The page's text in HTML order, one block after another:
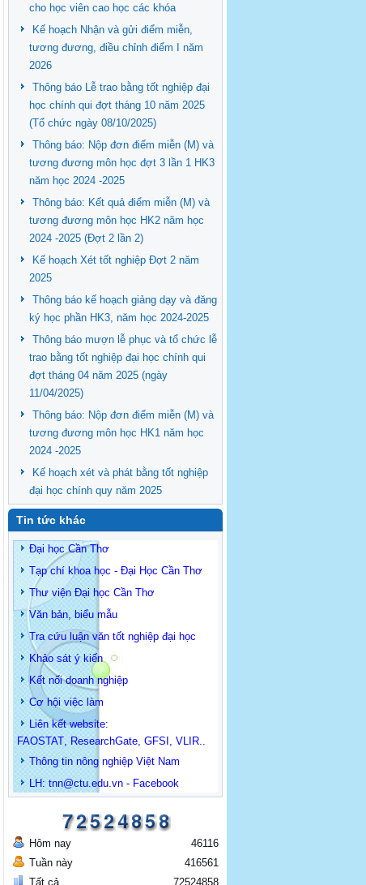
cho học viên cao học các khóa
Kế hoạch Nhận và gửi điểm miễn,
tương đương, điều chỉnh điểm I năm
2026
Thông báo Lễ trao bằng tốt nghiệp đại
học chính qui đợt tháng 10 năm 2025
(Tổ chức ngày 08/10/2025)
Thông báo: Nộp đơn điểm miễn (M) và
tương đương môn học đợt 3 lần 1 HK3
năm học 2024 -2025
Thông báo: Kết quả điểm miễn (M) và
tương đương môn học HK2 năm học
2024 -2025 (Đợt 2 lần 2)
Kế hoạch Xét tốt nghiệp Đợt 2 năm
2025
Thông báo kế hoạch giảng dạy và đăng
ký học phần HK3, năm học 2024-2025
Thông báo mượn lễ phục và tổ chức lễ
trao bằng tốt nghiệp đại học chính qui
đợt tháng 04 năm 2025 (ngày
11/04/2025)
Thông báo: Nộp đơn điểm miễn (M) và
tương đương môn học HK1 năm học
2024 -2025
Kế hoạch xét và phát bằng tốt nghiệp
đại học chính quy năm 2025
Tin tức khác
Đại học Cần Thơ
Tạp chí khoa học - Đại Học Cần Thơ
Thư viện Đại học Cần Thơ
Văn bản, biểu mẫu
Tra cứu luận văn tốt nghiệp đại học
Khảo sát ý kiến
Kết nối doanh nghiệp
Cơ hội việc làm
Liên kết website:
FAOSTAT, ResearchGate, GFSI , VLIR..
Thông tin nông nghiệp Việt Nam
LH: tnn@ctu.edu.vn - Facebook
Hôm nay
Tuần này
Tất cả
46116
416561
72524858